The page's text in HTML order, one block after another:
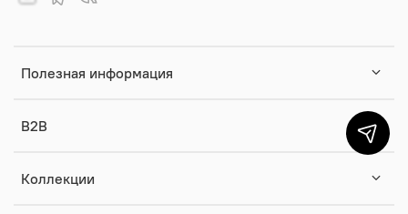
Полезная информация
B2B
Коллекции